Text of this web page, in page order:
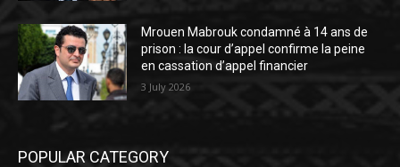
Mrouen Mabrouk condamné à 14 ans de
prison : la cour d’appel confirme la peine
en cassation d’appel financier
3 July 2026
POPULAR CATEGORY